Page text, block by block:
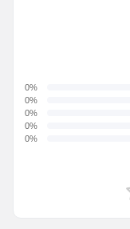
0%
0%
0%
0%
0%